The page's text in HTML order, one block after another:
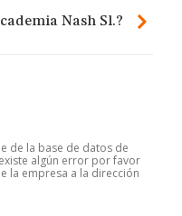
Nash Sl.?
de la base de datos de
existe algún error por favor
la empresa a la dirección